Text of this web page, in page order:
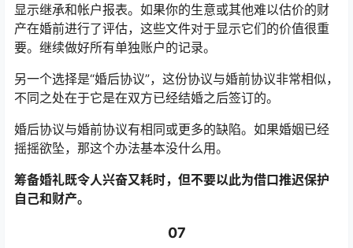
显示继承和帐户报表。如果你的生意或其他难以估价的财
产在婚前进行了评估，这些文件对于显示它们的价值很重
要。继续做好所有单独账户的记录。
另一个选择是“婚后协议”，这份协议与婚前协议非常相似，
不同之处在于它是在双方已经结婚之后签订的。
婚后协议与婚前协议有相同或更多的缺陷。如果婚姻已经
摇摇欲坠，那这个办法基本没什么用。
筹备婚礼既令人兴奋又耗时，但不要以此为借口推迟保护
自己和财产。
07